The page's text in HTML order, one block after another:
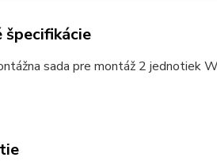
sada pre montáž 2